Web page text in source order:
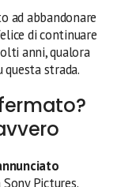
ad abbandonare
di continuare
anni, qualora
questa strada.
Pictures.